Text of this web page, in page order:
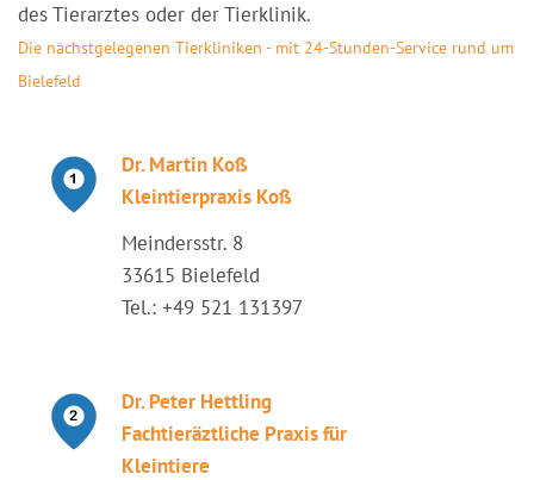
des Tierarztes oder der Tierklinik.
Die nächstgelegenen Tierkliniken - mit 24-Stunden-Service rund um
Bielefeld
Dr. Martin Koß
Kleintierpraxis Koß
Meindersstr. 8
33615 Bielefeld
Tel.: +49 521 131397
Dr. Peter Hettling
Fachtieräztliche Praxis für
Kleintiere